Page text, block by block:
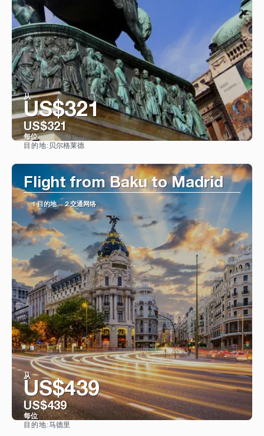
从
US$321
US$321
每位
目的地: 贝尔格莱德
Flight from Baku to Madrid
1 目的地 2 交通网络
从
US$439
US$439
每位
目的地:马德里